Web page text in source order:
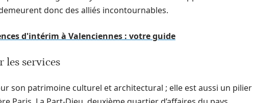
donc des alliés incontournables.
d'intérim à Valenciennes : votre guide
les services
son patrimoine culturel et architectural ; elle est aussi un pilier